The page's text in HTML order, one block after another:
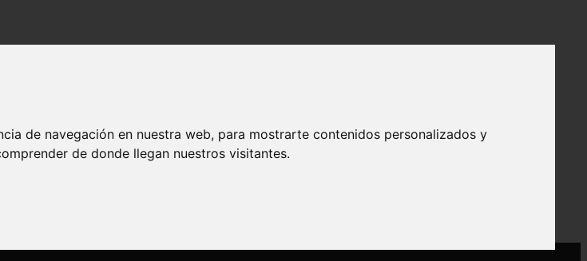
de navegación en nuestra web, para mostrarte contenidos personalizados y
de donde llegan nuestros visitantes.
para lidiar con sus efectos
preparado para lidiar con sus efectos